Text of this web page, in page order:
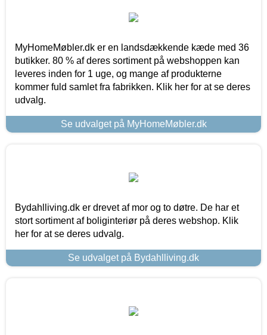
MyHomeMøbler.dk er en landsdækkende kæde med 36
butikker. 80 % af deres sortiment på webshoppen kan
leveres inden for 1 uge, og mange af produkterne
kommer fuld samlet fra fabrikken. Klik her for at se deres
udvalg.
Se udvalget på MyHomeMøbler.dk
Bydahlliving.dk er drevet af mor og to døtre. De har et
stort sortiment af boliginteriør på deres webshop. Klik
her for at se deres udvalg.
Se udvalget på Bydahlliving.dk